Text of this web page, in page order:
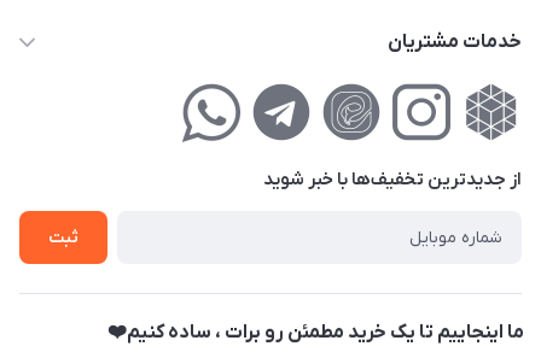
کوچه گلریز 4 غربی ، پلاک 13
حساب کاربری
لیست محصولات
خدمات مشتریان
راهنمای‌خرید‌آنلاین
حریم خصوصی
فروش‌اقساطی
از جدید‌ترین تخفیف‌ها با‌ خبر شوید
ثبت
ما اینجاییم تا یک خرید مطمئن رو برات ، ساده کنیم❤️